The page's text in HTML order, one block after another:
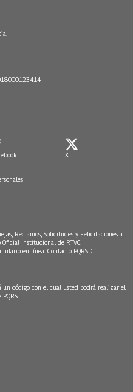
X
Reclamos, Solicitudes y Felicitaciones a
Institucional de RTVC
en línea: Contacto PQRSD.
un código con el cual usted podrá realizar el